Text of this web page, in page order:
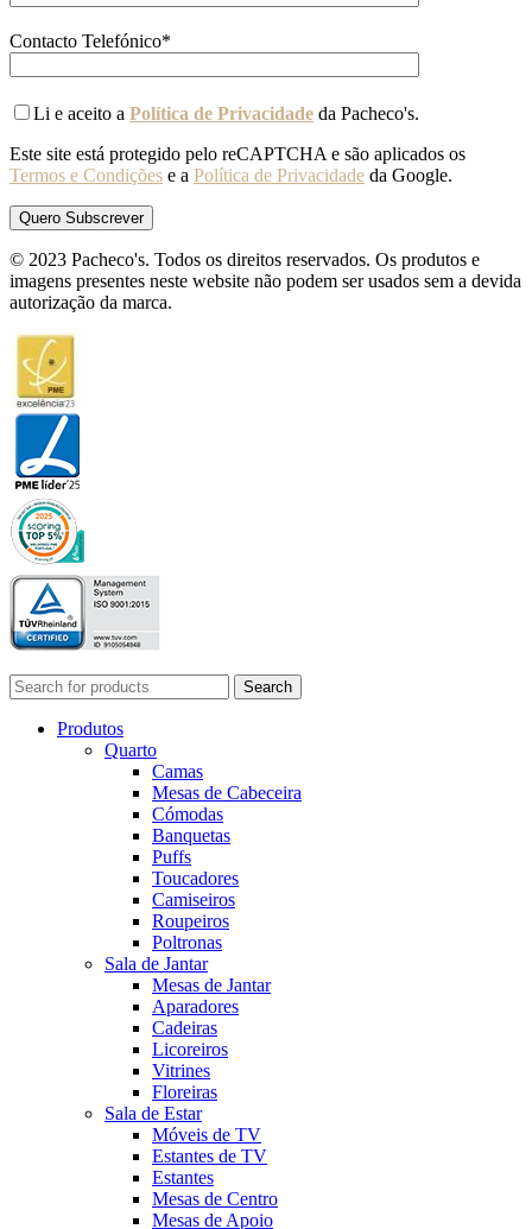
Contacto Telefónico*
Li e aceito a Política de Privacidade da Pacheco's.
Este site está protegido pelo reCAPTCHA e são aplicados os
Termos e Condições e a Política de Privacidade da Google.
© 2023 Pacheco's. Todos os direitos reservados. Os produtos e
imagens presentes neste website não podem ser usados sem a devida
autorização da marca.
Search
Produtos
Quarto
Camas
Mesas de Cabeceira
Cómodas
Banquetas
Puffs
Toucadores
Camiseiros
Roupeiros
Poltronas
Sala de Jantar
Mesas de Jantar
Aparadores
Cadeiras
Licoreiros
Vitrines
Floreiras
Sala de Estar
Móveis de TV
Estantes de TV
Estantes
Mesas de Centro
Mesas de Apoio